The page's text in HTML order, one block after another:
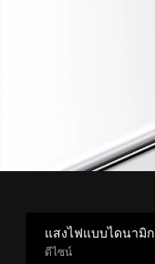
แสงไฟแบบไดนามิก
ดีไซน์